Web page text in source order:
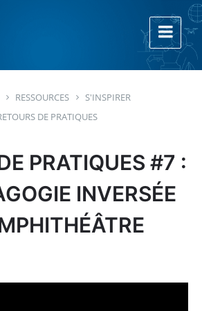
RESSOURCES
S'INSPIRER
DE PRATIQUES
PRATIQUES #7 :
INVERSÉE